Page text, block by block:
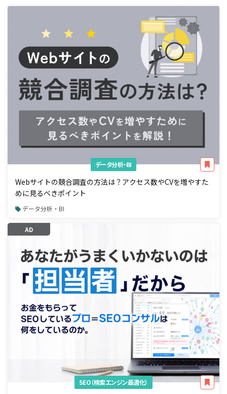
データ分析・BI
Webサイトの競合調査の方法は？アクセス数やCVを増やすた
めに見るべきポイント
データ分析・BI
AD
SEO（検索エンジン最適化）